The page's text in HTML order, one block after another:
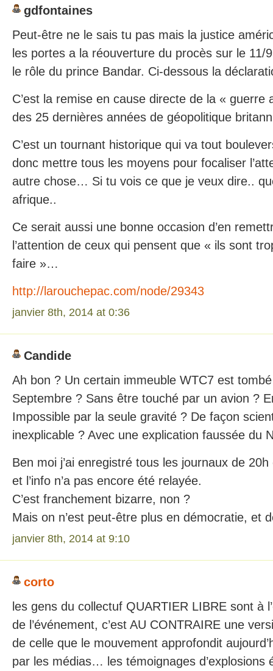
gdfontaines
Peut-être ne le sais tu pas mais la justice
les portes a la réouverture du procès sur le 11/
le rôle du prince Bandar. Ci-dessous la
C’est la remise en cause directe de la « guerre
des 25 dernières années de géopolitique
C’est un tournant historique qui va tout
donc mettre tous les moyens pour focaliser
autre chose… Si tu vois ce que je veux dire..
afrique..
Ce serait aussi une bonne occasion d’en
l’attention de ceux qui pensent que « ils sont
faire »…
http://larouchepac.com/node/29343
janvier 8th, 2014 at 0:36
Candide
Ah bon ? Un certain immeuble WTC7 est
Septembre ? Sans être touché par un avion ?
Impossible par la seule gravité ? De façon
inexplicable ? Avec une explication faussée du
Ben moi j’ai enregistré tous les journaux de
et l’info n’a pas encore été relayée.
C’est franchement bizarre, non ?
Mais on n’est peut-être plus en démocratie, et
janvier 8th, 2014 at 9:10
corto
les gens du collectuf QUARTIER LIBRE sont à
de l’événement, c’est AU CONTRAIRE une
de celle que le mouvement approfondit
par les médias… les témoignages d’explosions